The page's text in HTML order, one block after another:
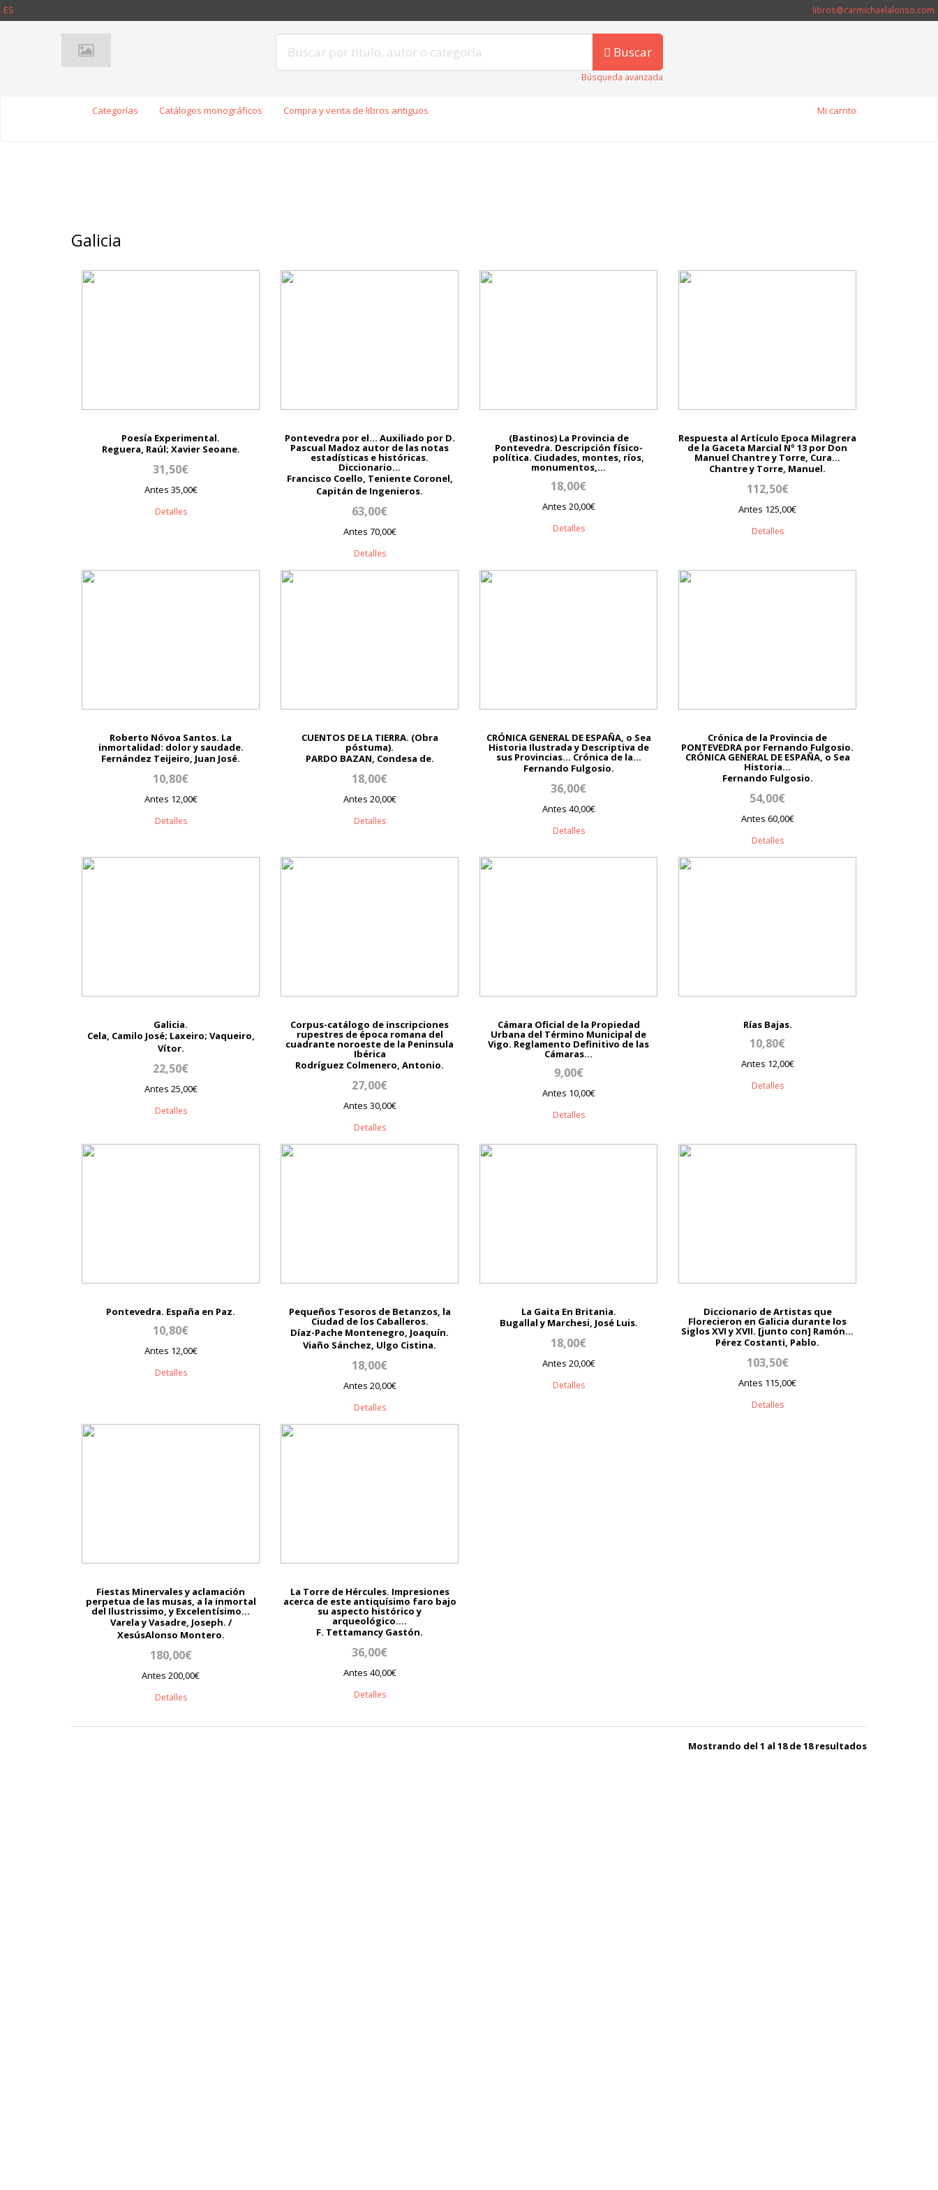
ES libros@carmichaelalonso.com
Buscar
Búsqueda avanzada
Categorías Catálogos monográficos Compra y venta de libros antiguos Mi carrito
Galicia
Poesía Experimental.
Reguera, Raúl; Xavier Seoane.
31,50€
Antes 35,00€
Detalles
Pontevedra por el... Auxiliado por D.
Pascual Madoz autor de las notas
estadísticas e históricas.
Diccionario...
Francisco Coello, Teniente Coronel,
Capitán de Ingenieros.
63,00€
Antes 70,00€
Detalles
(Bastinos) La Provincia de
Pontevedra. Descripción físico-
política. Ciudades, montes, ríos,
monumentos,...
18,00€
Antes 20,00€
Detalles
Respuesta al Artículo Epoca Milagrera
de la Gaceta Marcial Nº 13 por Don
Manuel Chantre y Torre, Cura...
Chantre y Torre, Manuel.
112,50€
Antes 125,00€
Detalles
Roberto Nóvoa Santos. La
inmortalidad: dolor y saudade.
Fernández Teijeiro, Juan José.
10,80€
Antes 12,00€
Detalles
CUENTOS DE LA TIERRA. (Obra
póstuma).
PARDO BAZAN, Condesa de.
18,00€
Antes 20,00€
Detalles
CRÓNICA GENERAL DE ESPAÑA, o Sea
Historia Ilustrada y Descriptiva de
sus Provincias... Crónica de la...
Fernando Fulgosio.
36,00€
Antes 40,00€
Detalles
Crónica de la Provincia de
PONTEVEDRA por Fernando Fulgosio.
CRÓNICA GENERAL DE ESPAÑA, o Sea
Historia...
Fernando Fulgosio.
54,00€
Antes 60,00€
Detalles
Galicia.
Cela, Camilo José; Laxeiro; Vaqueiro,
Vítor.
22,50€
Antes 25,00€
Detalles
Corpus-catálogo de inscripciones
rupestres de época romana del
cuadrante noroeste de la Peninsula
Ibérica
Rodríguez Colmenero, Antonio.
27,00€
Antes 30,00€
Detalles
Cámara Oficial de la Propiedad
Urbana del Término Municipal de
Vigo. Reglamento Definitivo de las
Cámaras...
9,00€
Antes 10,00€
Detalles
Rías Bajas.
10,80€
Antes 12,00€
Detalles
Pontevedra. España en Paz.
10,80€
Antes 12,00€
Detalles
Pequeños Tesoros de Betanzos, la
Ciudad de los Caballeros.
Díaz-Pache Montenegro, Joaquín.
Viaño Sánchez, Ulgo Cistina.
18,00€
Antes 20,00€
Detalles
La Gaita En Britania.
Bugallal y Marchesi, José Luis.
18,00€
Antes 20,00€
Detalles
Diccionario de Artistas que
Florecieron en Galicia durante los
Siglos XVI y XVII. [junto con] Ramón...
Pérez Costanti, Pablo.
103,50€
Antes 115,00€
Detalles
Fiestas Minervales y aclamación
perpetua de las musas, a la inmortal
del Ilustrissimo, y Excelentísimo...
Varela y Vasadre, Joseph. /
XesúsAlonso Montero.
180,00€
Antes 200,00€
Detalles
La Torre de Hércules. Impresiones
acerca de este antiquísimo faro bajo
su aspecto histórico y
arqueológico....
F. Tettamancy Gastón.
36,00€
Antes 40,00€
Detalles
Mostrando del 1 al 18 de 18 resultados